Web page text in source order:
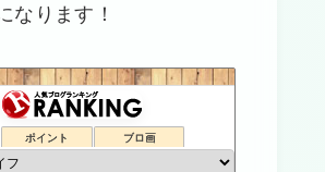
なります！
ポイント ブロ画
（いつもナチュラルに暮らしたい）